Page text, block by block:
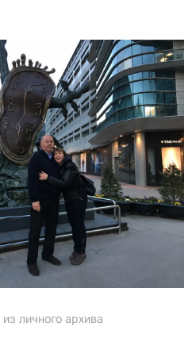
личного архива